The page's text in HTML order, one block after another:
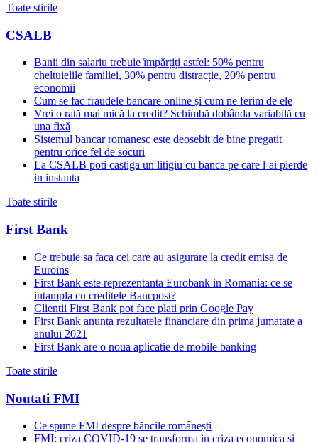
Toate stirile
CSALB
Banii din salariu trebuie împărțiți astfel: 50% pentru
cheltuielile familiei, 30% pentru distracție, 20% pentru
economii
Cum se fac fraudele bancare online și cum ne ferim de ele
Vrei o rată mai mică la credit? Schimbă dobânda variabilă cu
una fixă
Sistemul bancar romanesc este deosebit de bine pregatit
pentru orice fel de socuri
La CSALB poti castiga un litigiu cu banca pe care l-ai pierde
in instanta
Toate stirile
First Bank
Ce trebuie sa faca cei care au asigurare la credit emisa de
Euroins
First Bank este reprezentanta Eurobank in Romania: ce se
intampla cu creditele Bancpost?
Clientii First Bank pot face plati prin Google Pay
First Bank anunta rezultatele financiare din prima jumatate a
anului 2021
First Bank are o noua aplicatie de mobile banking
Toate stirile
Noutati FMI
Ce spune FMI despre băncile românești
FMI: criza COVID-19 se transforma in criza economica si